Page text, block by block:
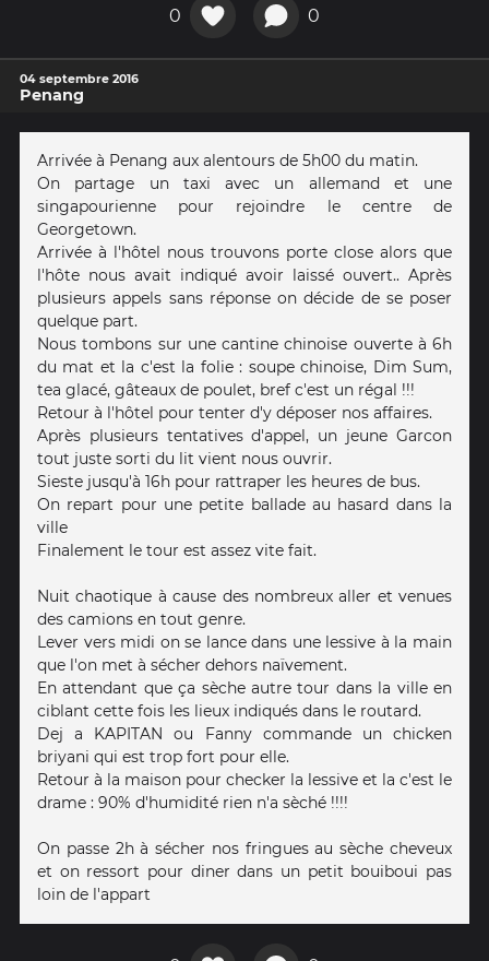
0 0
04 septembre 2016
Penang
Arrivée à Penang aux alentours de 5h00 du matin.
On partage un taxi avec un allemand et une
singapourienne pour rejoindre le centre de
Georgetown.
Arrivée à l'hôtel nous trouvons porte close alors que
l'hôte nous avait indiqué avoir laissé ouvert.. Après
plusieurs appels sans réponse on décide de se poser
quelque part.
Nous tombons sur une cantine chinoise ouverte à 6h
du mat et la c'est la folie : soupe chinoise, Dim Sum,
tea glacé, gâteaux de poulet, bref c'est un régal !!!
Retour à l'hôtel pour tenter d'y déposer nos affaires.
Après plusieurs tentatives d'appel, un jeune Garcon
tout juste sorti du lit vient nous ouvrir.
Sieste jusqu'à 16h pour rattraper les heures de bus.
On repart pour une petite ballade au hasard dans la
ville
Finalement le tour est assez vite fait.
Nuit chaotique à cause des nombreux aller et venues
des camions en tout genre.
Lever vers midi on se lance dans une lessive à la main
que l'on met à sécher dehors naïvement.
En attendant que ça sèche autre tour dans la ville en
ciblant cette fois les lieux indiqués dans le routard.
Dej a KAPITAN ou Fanny commande un chicken
briyani qui est trop fort pour elle.
Retour à la maison pour checker la lessive et la c'est le
drame : 90% d'humidité rien n'a sèché !!!!
On passe 2h à sécher nos fringues au sèche cheveux
et on ressort pour diner dans un petit bouiboui pas
loin de l'appart